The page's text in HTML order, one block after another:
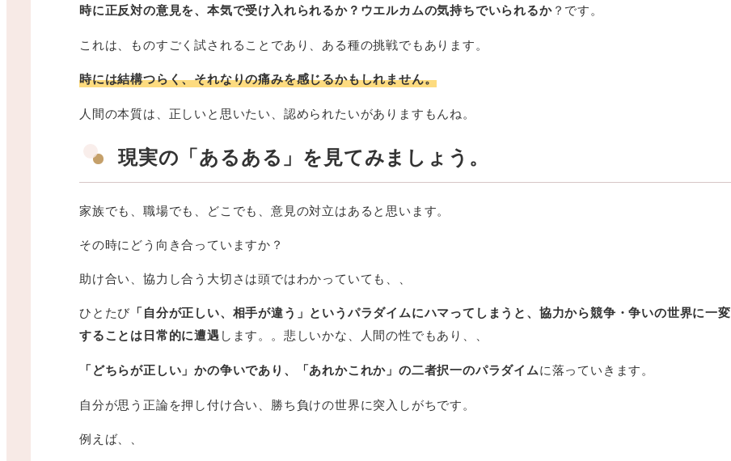
時に正反対の意見を、本気で受け入れられるか？ウエルカムの気持ちでいられるか？です。
これは、ものすごく試されることであり、ある種の挑戦でもあります。
時には結構つらく、それなりの痛みを感じるかもしれません。
人間の本質は、正しいと思いたい、認められたいがありますもんね。
現実の「あるある」を見てみましょう。
家族でも、職場でも、どこでも、意見の対立はあると思います。
その時にどう向き合っていますか？
助け合い、協力し合う大切さは頭ではわかっていても、、
ひとたび 「自分が正しい、相手が違う」というパラダイムにハマってしまうと、協力から競争・争いの世界に一変
することは日常的に遭遇します。。悲しいかな、人間の性でもあり、、
「どちらが正しい」かの争いであり、「あれかこれか」の二者択一のパラダイムに落っていきます。
自分が思う正論を押し付け合い、勝ち負けの世界に突入しがちです。
例えば、、